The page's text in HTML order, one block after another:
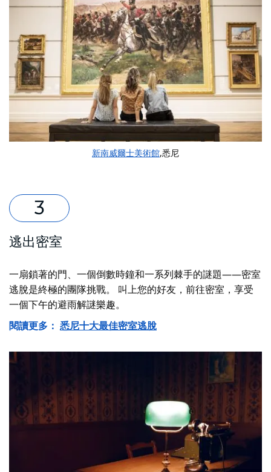
新南威爾士美術館,悉尼
逃出密室
一扇鎖著的門、一個倒數時鐘和一系列棘手的謎題——密室
逃脫是終極的團隊挑戰。
叫上您的好友，前往密室，享受
一個下午的避雨解謎樂趣。
閱讀更多： 悉尼十大最佳密室逃脫